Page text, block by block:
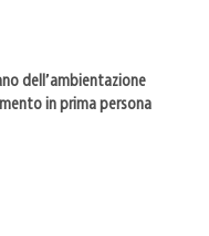
dell’ambientazione
in prima persona